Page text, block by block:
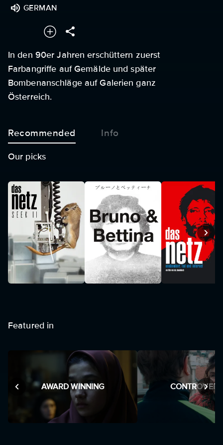
GERMAN
In den 90er Jahren erschüttern zuerst
Farbangriffe auf Gemälde und später
Bombenanschläge auf Galerien ganz
Österreich.
Recommended Info
Our picks
Featured in
AWARD WINNING